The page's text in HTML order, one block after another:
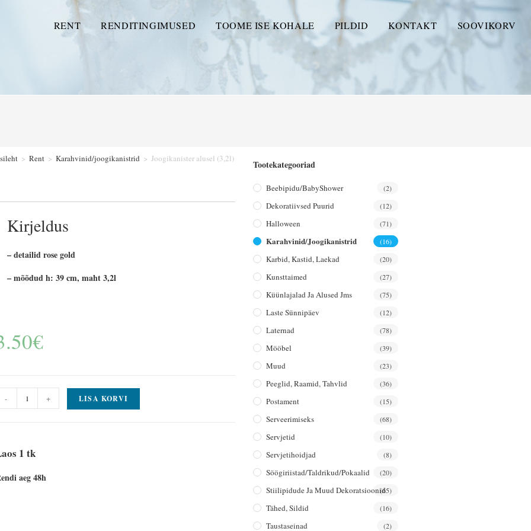
RENT RENDITINGIMUSED TOOME ISE KOHALE PILDID KONTAKT SOOVIKORV
> Rent > Karahvinid/joogikanistrid > Joogikanister alusel (3,2l)
Kirjeldus
– detailid rose gold
– mõõdud h: 39 cm, maht 3,2l
€
- + LISA KORVI
1 tk
aeg 48h
Tootekategooriad
Beebipidu/BabyShower (2)
Dekoratiivsed Puurid (12)
Halloween (71)
Karahvinid/joogikanistrid (16)
Karbid, Kastid, Laekad (20)
Kunsttaimed (27)
Küünlajalad Ja Alused Jms (75)
Laste Sünnipäev (12)
Laternad (78)
Mööbel (39)
Muud (23)
Peeglid, Raamid, Tahvlid (36)
Postament (15)
Serveerimiseks (68)
Servjetid (10)
Servjetihoidjad (8)
Söögiriistad/taldrikud/pokaalid (20)
Stiilipidude Ja Muud Dekoratsioonid(65)
Tähed, Sildid (16)
Taustaseinad (2)